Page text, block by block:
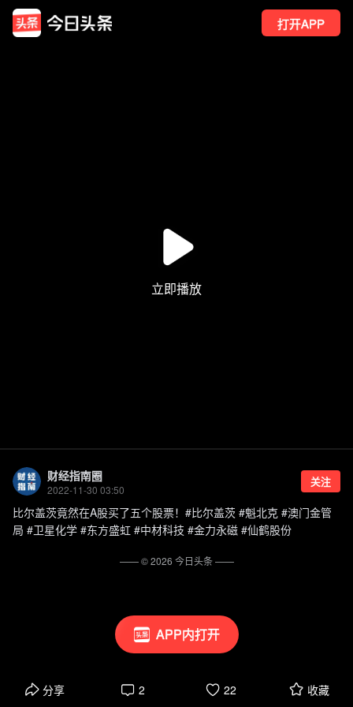
打开APP
APP内打开
财经指南圈
2022-11-30 03:50
关注
比尔盖茨竟然在A股买了五个股票！#比尔盖茨 #魁北克 #澳门金管
局 #卫星化学 #东方盛虹 #中材科技 #金力永磁 #仙鹤股份
分享 2 22 收藏
—— ©2026 今日头条——